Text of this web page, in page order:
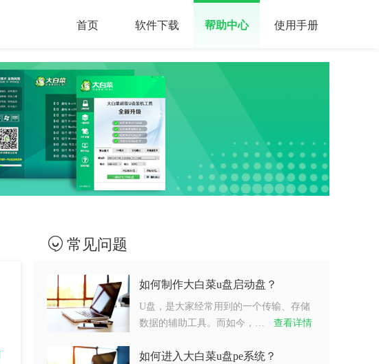
首页 软件下载 帮助中心 使用手册
常见问题
如何制作大白菜u盘启动盘？
U盘，是大家经常用到的一个传输、存储
数据的辅助工具。而如今，…
查看详情
如何进入大白菜u盘pe系统？